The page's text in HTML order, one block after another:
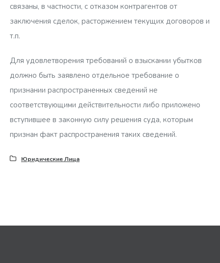
связаны, в частности, с отказом контрагентов от
заключения сделок, расторжением текущих договоров и
т.п.
Для удовлетворения требований о взыскании убытков
должно быть заявлено отдельное требование о
признании распространенных сведений не
соответствующими действительности либо приложено
вступившее в законную силу решения суда, которым
признан факт распространения таких сведений.
Юридические Лица